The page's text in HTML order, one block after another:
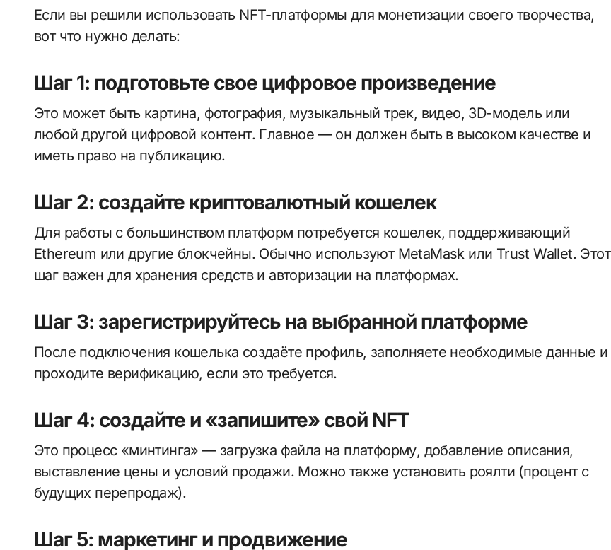
Если вы решили использовать NFT-платформы для монетизации своего творчества,
вот что нужно делать:
Шаг 1: подготовьте свое цифровое произведение
Это может быть картина, фотография, музыкальный трек, видео, 3D-модель или
любой другой цифровой контент. Главное — он должен быть в высоком качестве и
иметь право на публикацию.
Шаг 2: создайте криптовалютный кошелек
Для работы с большинством платформ потребуется кошелек, поддерживающий
Ethereum или другие блокчейны. Обычно используют MetaMask или Trust Wallet. Этот
шаг важен для хранения средств и авторизации на платформах.
Шаг 3: зарегистрируйтесь на выбранной платформе
После подключения кошелька создаёте профиль, заполняете необходимые данные и
проходите верификацию, если это требуется.
Шаг 4: создайте и «запишите» свой NFT
Это процесс «минтинга» — загрузка файла на платформу, добавление описания,
выставление цены и условий продажи. Можно также установить роялти (процент с
будущих перепродаж).
Шаг 5: маркетинг и продвижение